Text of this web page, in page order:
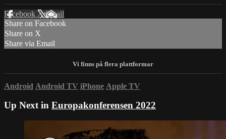
Facebook XEmail
Share on Facebook
Share on X
Share via Email
Android Android TV iPhone Apple TV
Up Next in Europakonferensen 2022